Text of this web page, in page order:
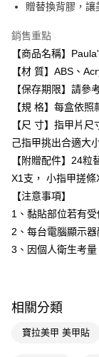
Google Pay
AFTEE先享後付
相關說明
【關於「AFTEE先享
AFTEE先享後付是「
便利好安心！
１．簡單：不需註冊
２．便利：只要手機
【「AFTEE先享後付
１．於結帳方式選
結帳頁面，進行簡訊
２．訂單成立數日
３．收到繳費通知簡
後付繳納相關費用。
※ 交易是否成功請以
客戶支援中心」
運送方式
宅配(廠商直送🚚)
每筆NT$100，滿
宅配(離島廠商直送
每筆NT$300
贈替換背膠，讓
銷售重點
【商品名稱】
【材 質】ABS、
【保存期限】請參
【規 格】每盒依
【尺 寸】指甲片
己指甲挑出合適大
【附贈配件】24
X1支， 小指甲搓條
【注意事項】
1、黏貼部位若有受
2、每台電腦顯示
3、因個人衛生考量
相關分類
寶拉美甲 美甲貼